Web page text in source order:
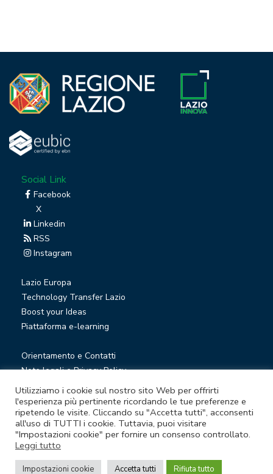
Social Link
Facebook
X
Linkedin
RSS
Instagram
Lazio Europa
Technology Transfer Lazio
Boost your Ideas
Piattaforma e-learning
Orientamento e Contatti
Note legali e Privacy Policy
Privacy Newsletter
Società trasparente
Whistleblowing
© Lazio Innova S.p.A. società soggetta a direzione e
coordinamento della Regione Lazio
Utilizziamo i cookie sul nostro sito Web per offrirti
l'esperienza più pertinente ricordando le tue preferenze e
ripetendo le visite. Cliccando su "Accetta tutti", acconsenti
all'uso di TUTTI i cookie. Tuttavia, puoi visitare
"Impostazioni cookie" per fornire un consenso controllato.
Leggi tutto
Impostazioni cookie Accetta tutti Rifiuta tutto